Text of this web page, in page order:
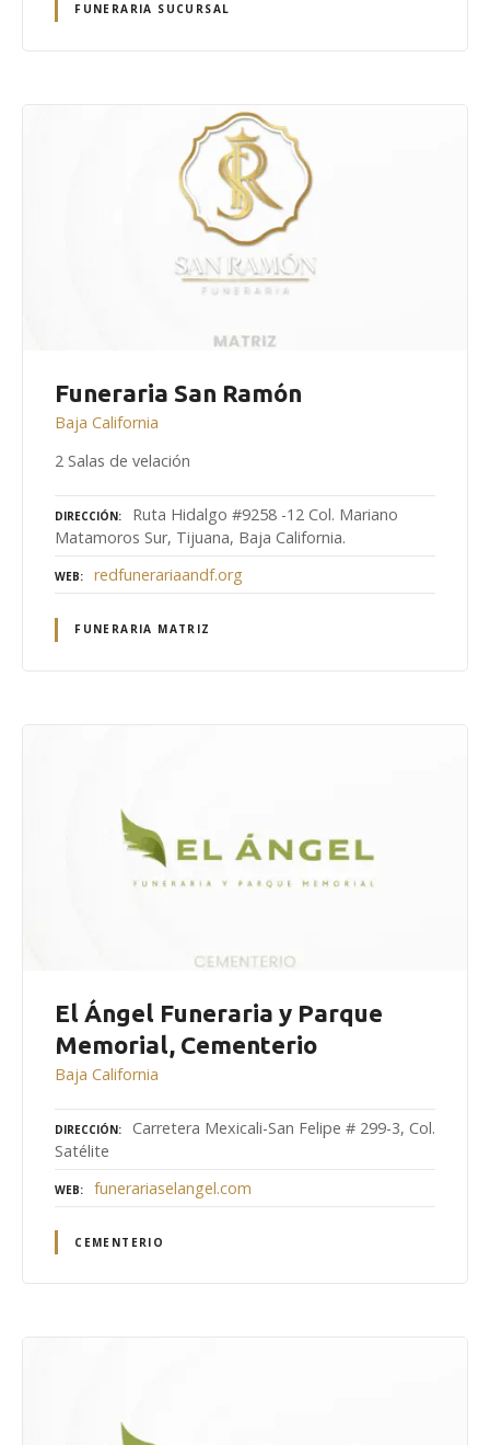
FUNERARIA SUCURSAL
Funeraria San Ramón
Baja California
2 Salas de velación
DIRECCIÓN
Ruta Hidalgo #9258 -12 Col. Mariano
Matamoros Sur, Tijuana, Baja California.
WEB redfunerariaandf.org
FUNERARIA MATRIZ
El Ángel Funeraria y Parque
Memorial, Cementerio
Baja California
DIRECCIÓN
Carretera Mexicali-San Felipe # 299-3, Col.
Satélite
WEB funerariaselangel.com
CEMENTERIO